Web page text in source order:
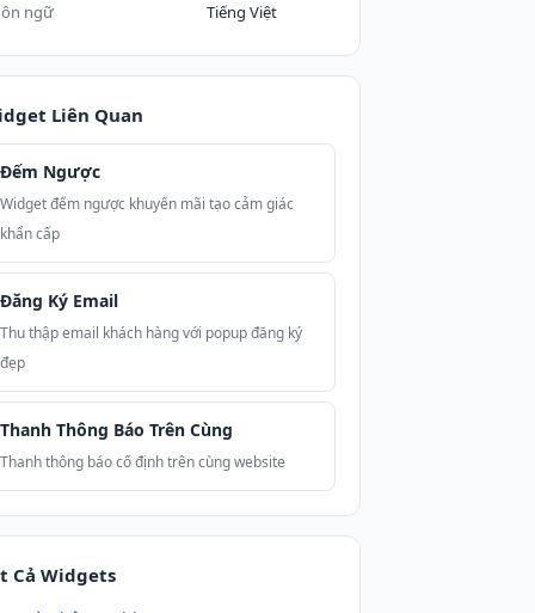
ngữ
Tiếng Việt
Liên Quan
Đếm Ngược
Widget đếm ngược khuyến mãi tạo cảm giác
khẩn cấp
Đăng Ký Email
Thu thập email khách hàng với popup đăng ký
đẹp
Thanh Thông Báo Trên Cùng
Thanh thông báo cố định trên cùng website
Cả Widgets